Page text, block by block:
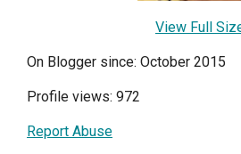
View Full
On Blogger since: October 2015
Profile views: 972
Report Abuse